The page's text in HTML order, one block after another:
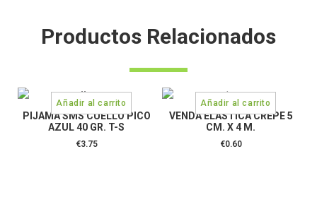
Productos Relacionados
PIJAMA SMS CUELLO PICO
AZUL 40 GR. T-S
€3.75
VENDA ELASTICA CREPE 5
CM. X 4 M.
€0.60